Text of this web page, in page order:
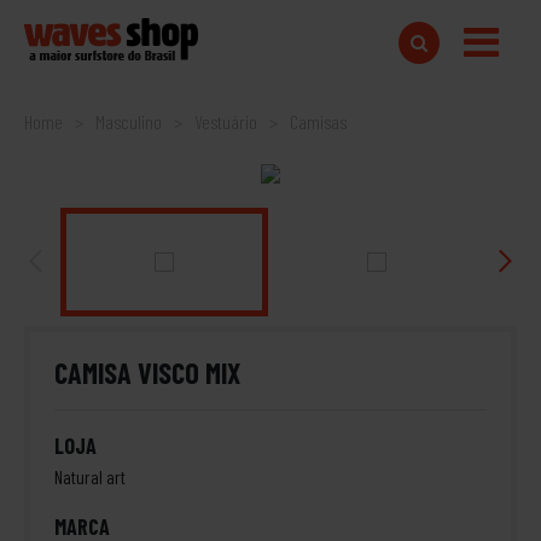
Home Camisas
CAMISA VISCO MIX
LOJA
Natural art
MARCA